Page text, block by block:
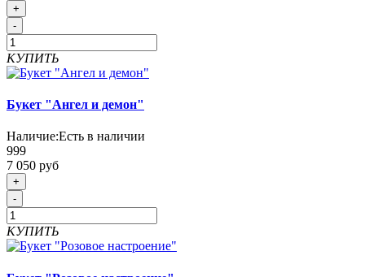
+
-
КУПИТЬ
Букет "Ангел и демон"
Наличие:Есть в наличии
999
7 050 руб
+
-
КУПИТЬ